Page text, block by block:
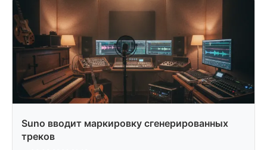
Suno вводит маркировку сгенерированных
треков